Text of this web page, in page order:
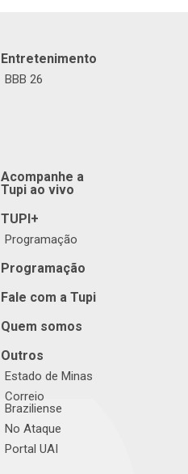
Entretenimento
BBB 26
Acompanhe a
Tupi ao vivo
TUPI+
Programação
Programação
Fale com a Tupi
Quem somos
Outros
Estado de Minas
Correio
Braziliense
No Ataque
Portal UAI